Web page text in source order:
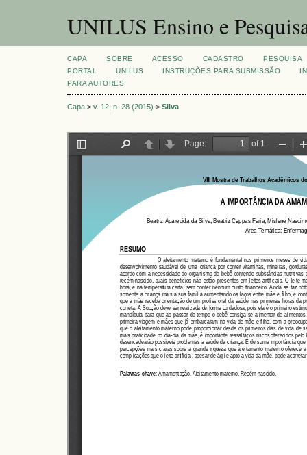
UNILUS Ensino e
CAPA SOBRE ACESSO CADASTRO
PESQUISA
PORTAL
UNILUS INSTRUÇÕES PARA SUBMISSÃO
PARA AUTORES
Capa > v. 12, n. 28 (2015) > Silva